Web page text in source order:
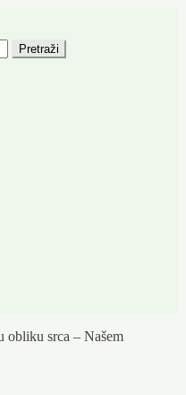
Pretraži
obliku srca – Našem